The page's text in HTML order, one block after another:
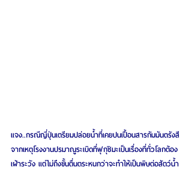
แจง..กรณีญี่ปุ่นเตรียมปล่อยน้ำที่เคยปนเปื้อนสารกัมมันตรังสี
จากเหตุโรงงานปรมาณูระเบิดที่ฟุกุชิมะเป็นเรื่องที่ทั่วโลกต้อง
เฝ้าระวัง แต่ไม่ถึงขั้นตื่นตระหนกว่าจะทำให้เป็นพิษต่อสัตว์น้ำ